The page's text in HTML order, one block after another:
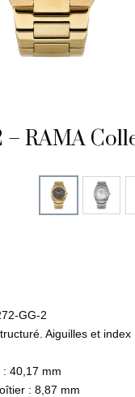
– RAMA
GG-2
Aiguilles et index
: 40,17 mm
: 8,87 mm